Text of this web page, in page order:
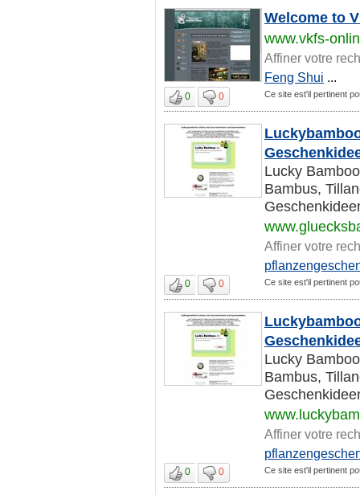
Welcome to
www.vkfs-
Affiner votre
Feng Shui ...
0 0 Ce site est'il pertinent
Lucky
Bambus,
Affiner votre
0 0 Ce site est'il pertinent
Lucky
Bambus,
Affiner votre
0 0 Ce site est'il pertinent